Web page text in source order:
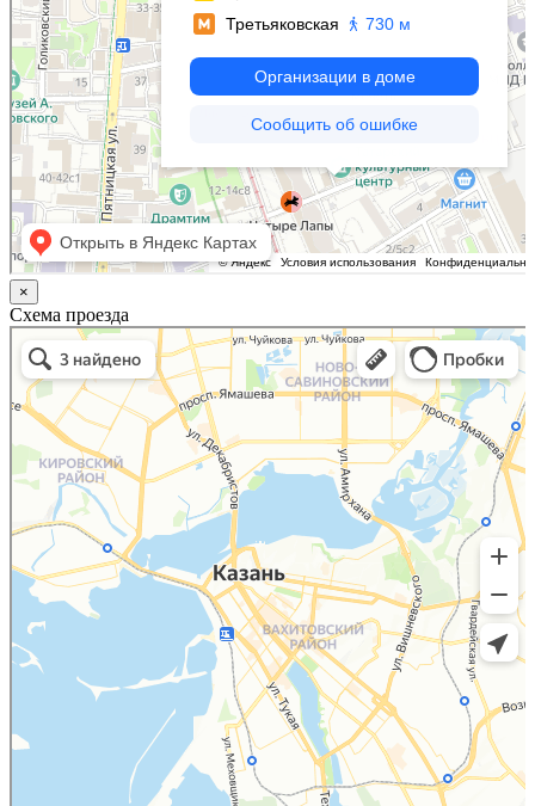
×
Схема проезда
Казань
Малый Татарский переулок, 8 на карте Москвы, ближайшее метро Новокузнецкая —
Яндекс.Карты